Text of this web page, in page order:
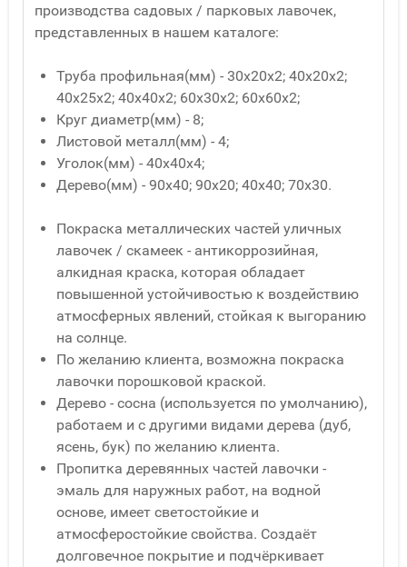
производства садовых / парковых лавочек,
представленных в нашем каталоге:
Труба профильная(мм) - 30x20x2; 40x20x2;
40x25x2; 40x40x2; 60x30x2; 60x60x2;
Круг диаметр(мм) - 8;
Листовой металл(мм) - 4;
Уголок(мм) - 40x40x4;
Дерево(мм) - 90x40; 90x20; 40x40; 70x30.
Покраска металлических частей уличных
лавочек / скамеек - антикоррозийная,
алкидная краска, которая обладает
повышенной устойчивостью к воздействию
атмосферных явлений, стойкая к выгоранию
на солнце.
По желанию клиента, возможна покраска
лавочки порошковой краской.
Дерево - сосна (используется по умолчанию),
работаем и с другими видами дерева (дуб,
ясень, бук) по желанию клиента.
Пропитка деревянных частей лавочки -
эмаль для наружных работ, на водной
основе, имеет светостойкие и
атмосферостойкие свойства. Создаёт
долговечное покрытие и подчёркивает